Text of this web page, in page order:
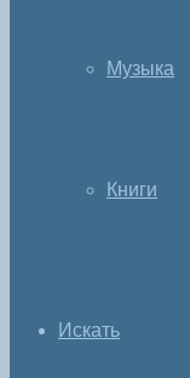
Музыка
Книги
Искать